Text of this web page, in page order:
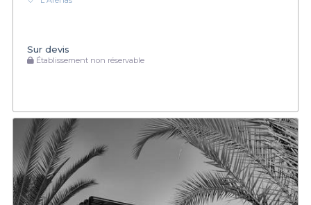
Sur devis
Établissement non réservable